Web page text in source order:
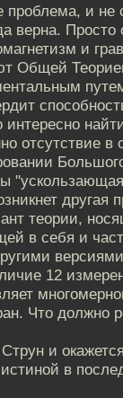
проблема, и не
верна. Просто
и
Общей
отсутствие в
другая
теории,
в себя и
12
Что должно
и
в